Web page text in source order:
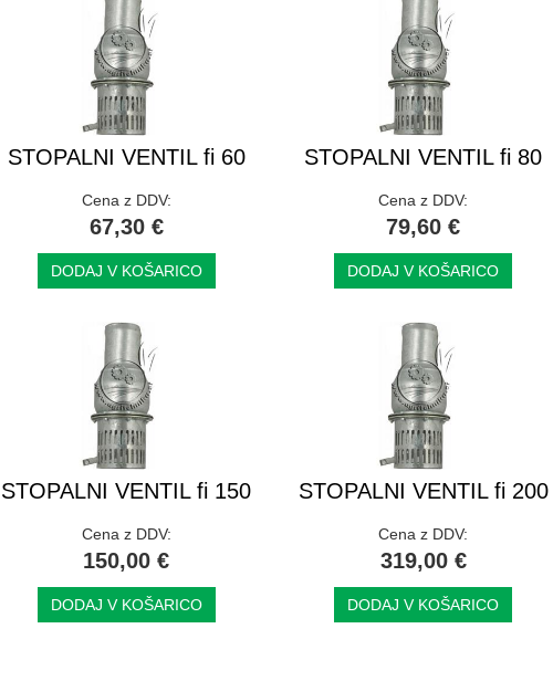
STOPALNI VENTIL fi 60
Cena z DDV:
67,30 €
DODAJ V KOŠARICO
STOPALNI VENTIL fi 80
Cena z DDV:
79,60 €
DODAJ V KOŠARICO
STOPALNI VENTIL fi 150
Cena z DDV:
150,00 €
DODAJ V KOŠARICO
STOPALNI VENTIL fi 200
Cena z DDV:
319,00 €
DODAJ V KOŠARICO